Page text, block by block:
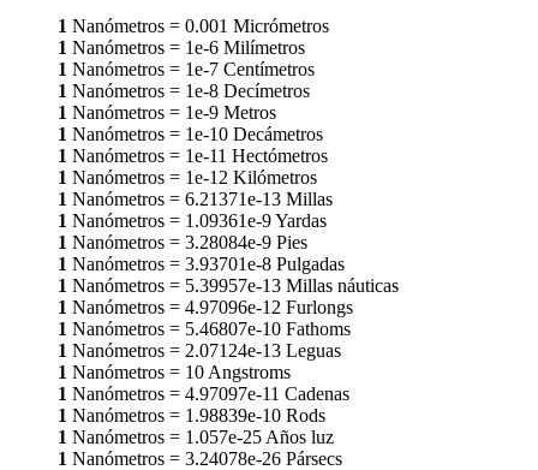
1 Nanómetros = 0.001 Micrómetros
1 Nanómetros = 1e-6 Milímetros
1 Nanómetros = 1e-7 Centímetros
1 Nanómetros = 1e-8 Decímetros
1 Nanómetros = 1e-9 Metros
1 Nanómetros = 1e-10 Decámetros
1 Nanómetros = 1e-11 Hectómetros
1 Nanómetros = 1e-12 Kilómetros
1 Nanómetros = 6.21371e-13 Millas
1 Nanómetros = 1.09361e-9Yardas
1 Nanómetros = 3.28084e-9 Pies
1 Nanómetros = 3.93701e-8 Pulgadas
1 Nanómetros = 5.39957e-13 Millas náuticas
1 Nanómetros = 4.97096e-12 Furlongs
1 Nanómetros = 5.46807e-10 Fathoms
1 Nanómetros = 2.07124e-13 Leguas
1 Nanómetros = 10 Angstroms
1 Nanómetros = 4.97097e-11 Cadenas
1 Nanómetros = 1.98839e-10 Rods
1 Nanómetros = 1.057e-25 Años luz
1 Nanómetros = 3.24078e-26 Pársecs